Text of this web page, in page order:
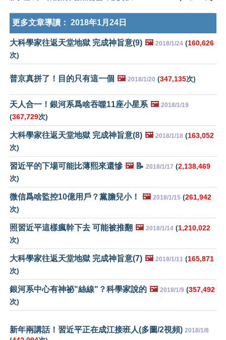
更多文章導讀： 2018年1月24日
大科學家往返天堂地獄 完成神旨意(9) 🖼️ 2018/1/24 (160,626
次)
普京真拼了！目的只有這一個 🖼️ 2018/1/20 (347,135次)
天人合一！銀河系爲啥吞噬11座小星系 🖼️ 2018/1/19
(367,729次)
大科學家往返天堂地獄 完成神旨意(8) 🖼️ 2018/1/18 (163,052
次)
習近平的下場可能比薄熙來還慘 🖼️📝 2018/1/17 (2,138,469
次)
微信爲啥監控10億用戶？黨膽兒小！ 🖼️ 2018/1/15 (261,942
次)
照習近平這樣瘋幹下去 可能被推翻 🖼️ 2018/1/14 (1,210,022
次)
大科學家往返天堂地獄 完成神旨意(7) 🖼️ 2018/1/11 (165,871
次)
銀河系中心有神祕"絲線"？科學家說的 🖼️ 2018/1/9 (357,492
次)
新年兩講話！習近平正在成江接班人(多圖/2視頻) 2018/1/8